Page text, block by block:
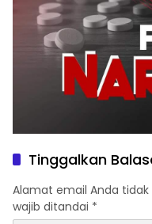
Tinggalkan
Alamat email Anda tidak
wajib ditandai *